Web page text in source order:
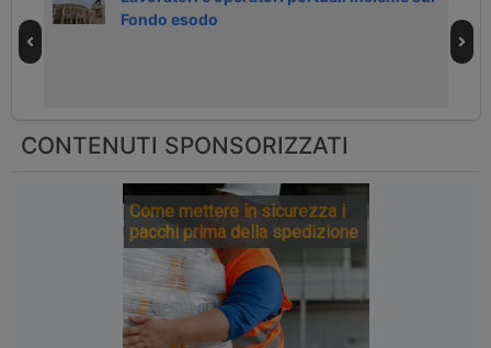
Fondo esodo
CONTENUTI SPONSORIZZATI
Come mettere in sicurezza i
pacchi prima della spedizione